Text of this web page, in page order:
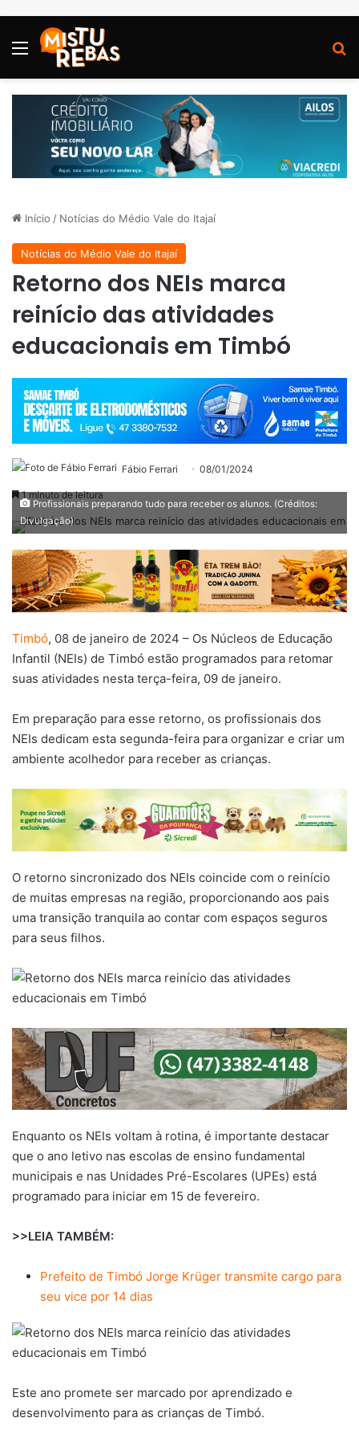
Menu
Início / Notícias do Médio Vale do Itajaí
Notícias do Médio Vale do Itajaí
Retorno dos NEIs marca
reinício das atividades
educacionais em Timbó
Fábio Ferrari 08/01/2024
1 minuto de leitura
Profissionais preparando tudo para receber os alunos. (Créditos:
Divulgação)
Timbó, 08 de janeiro de 2024 – Os Núcleos de Educação
Infantil (NEIs) de Timbó estão programados para retomar
suas atividades nesta terça-feira, 09 de janeiro.
Em preparação para esse retorno, os profissionais dos
NEIs dedicam esta segunda-feira para organizar e criar um
ambiente acolhedor para receber as crianças.
O retorno sincronizado dos NEIs coincide com o reinício
de muitas empresas na região, proporcionando aos pais
uma transição tranquila ao contar com espaços seguros
para seus filhos.
Enquanto os NEIs voltam à rotina, é importante destacar
que o ano letivo nas escolas de ensino fundamental
municipais e nas Unidades Pré-Escolares (UPEs) está
programado para iniciar em 15 de fevereiro.
>>LEIA TAMBÉM:
Prefeito de Timbó Jorge Krüger transmite cargo para
seu vice por 14 dias
Este ano promete ser marcado por aprendizado e
desenvolvimento para as crianças de Timbó.